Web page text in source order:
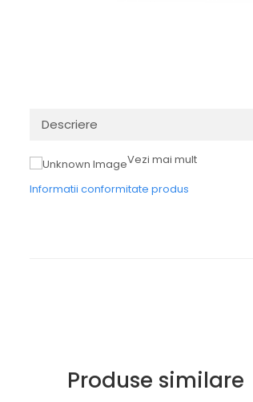
Descriere
Vezi mai mult
Informatii conformitate produs
Produse similare